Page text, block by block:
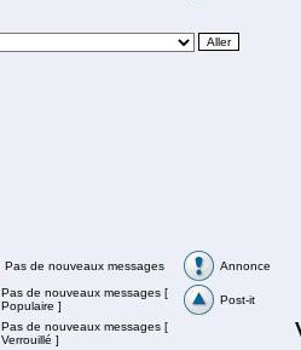
Pas de nouveaux messages
Annonce
Pas de nouveaux messages [
Populaire ]
Post-it
Pas de nouveaux messages [
Verrouillé ]